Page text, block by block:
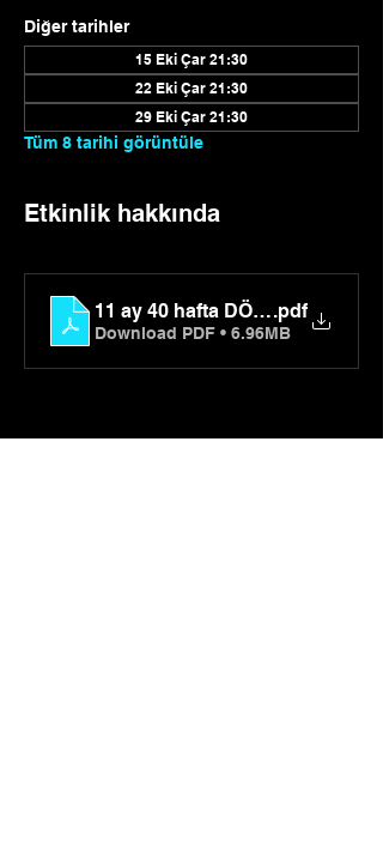
Diğer tarihler
15 Eki Çar 21:30
22 Eki Çar 21:30
29 Eki Çar 21:30
Tüm 8 tarihi görüntüle
Etkinlik hakkında
11 ay 40 hafta DÖNÜŞÜM
.pdf
Download PDF • 6.96MB